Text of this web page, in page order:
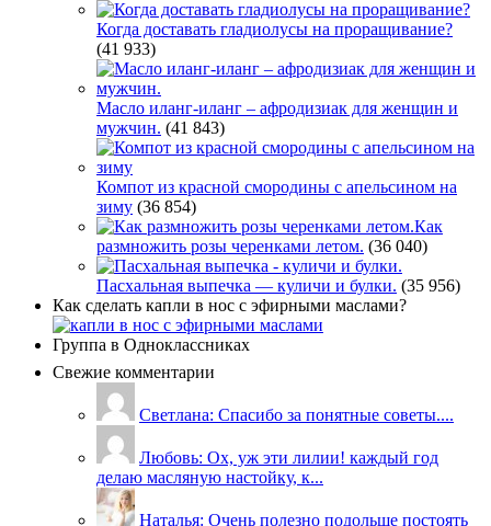
Когда доставать гладиолусы на проращивание?
(41 933)
Масло иланг-иланг – афродизиак для женщин и
мужчин. (41 843)
Компот из красной смородины с апельсином на
зиму (36 854)
Как
размножить розы черенками летом. (36 040)
Пасхальная выпечка — куличи и булки. (35 956)
Как сделать капли в нос с эфирными маслами?
Группа в Одноклассниках
Свежие комментарии
Светлана: Спасибо за понятные советы....
Любовь: Ох, уж эти лилии! каждый год
делаю масляную настойку, к...
Наталья: Очень полезно подольше постоять